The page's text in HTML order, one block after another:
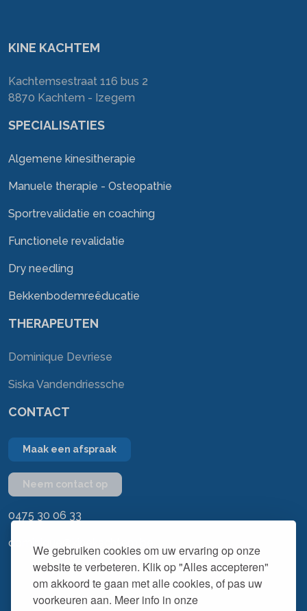
We gebruiken cookies om uw ervaring op onze
website te verbeteren. Klik op "Alles accepteren"
om akkoord te gaan met alle cookies, of pas uw
voorkeuren aan. Meer info in onze
KINE KACHTEM
Kachtemsestraat 116 bus 2
8870 Kachtem - Izegem
SPECIALISATIES
Algemene kinesitherapie
Manuele therapie - Osteopathie
Sportrevalidatie en coaching
Functionele revalidatie
Dry needling
Bekkenbodemreëducatie
THERAPEUTEN
Dominique Devriese
Siska Vandendriessche
CONTACT
Maak een afspraak
Neem contact op
0475 30 06 33
dominique@kinekachtem.be